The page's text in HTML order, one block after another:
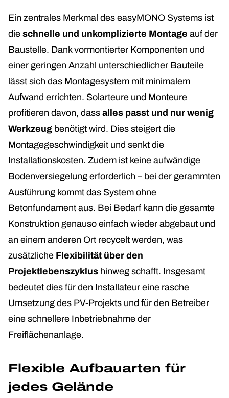
Ein zentrales Merkmal des easyMONO Systems ist
die schnelle und unkomplizierte Montage auf der
Baustelle. Dank vormontierter Komponenten und
einer geringen Anzahl unterschiedlicher Bauteile
lässt sich das Montagesystem mit minimalem
Aufwand errichten. Solarteure und Monteure
profitieren davon, dass alles passt und nur wenig
Werkzeug benötigt wird. Dies steigert die
Montagegeschwindigkeit und senkt die
Installationskosten. Zudem ist keine aufwändige
Bodenversiegelung erforderlich – bei der gerammten
Ausführung kommt das System ohne
Betonfundament aus. Bei Bedarf kann die gesamte
Konstruktion genauso einfach wieder abgebaut und
an einem anderen Ort recycelt werden, was
zusätzliche Flexibilität über den
Projektlebenszyklus hinweg schafft. Insgesamt
bedeutet dies für den Installateur eine rasche
Umsetzung des PV-Projekts und für den Betreiber
eine schnellere Inbetriebnahme der
Freiflächenanlage.
Flexible Aufbauarten für
jedes Gelände